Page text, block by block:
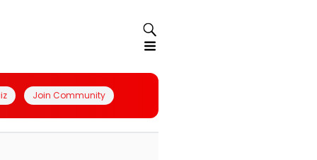
Join Community